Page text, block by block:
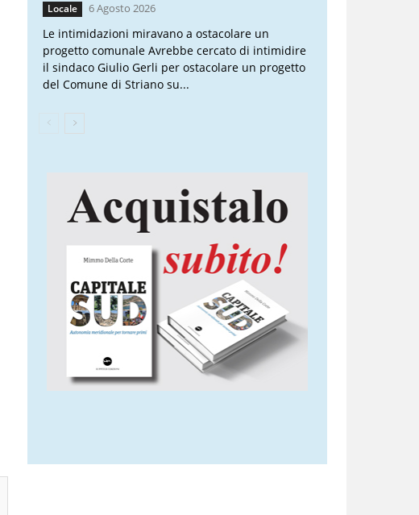
Locale 6 Agosto 2026
Le intimidazioni miravano a ostacolare un
progetto comunale Avrebbe cercato di intimidire
il sindaco Giulio Gerli per ostacolare un progetto
del Comune di Striano su...